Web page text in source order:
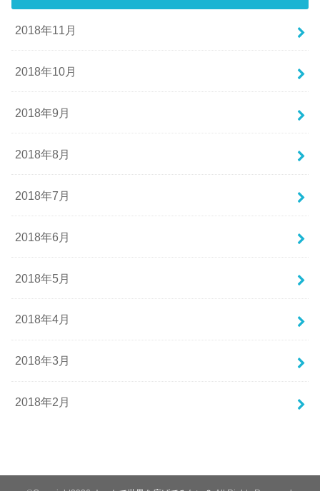
2018年11月
2018年10月
2018年9月
2018年8月
2018年7月
2018年6月
2018年5月
2018年4月
2018年3月
2018年2月